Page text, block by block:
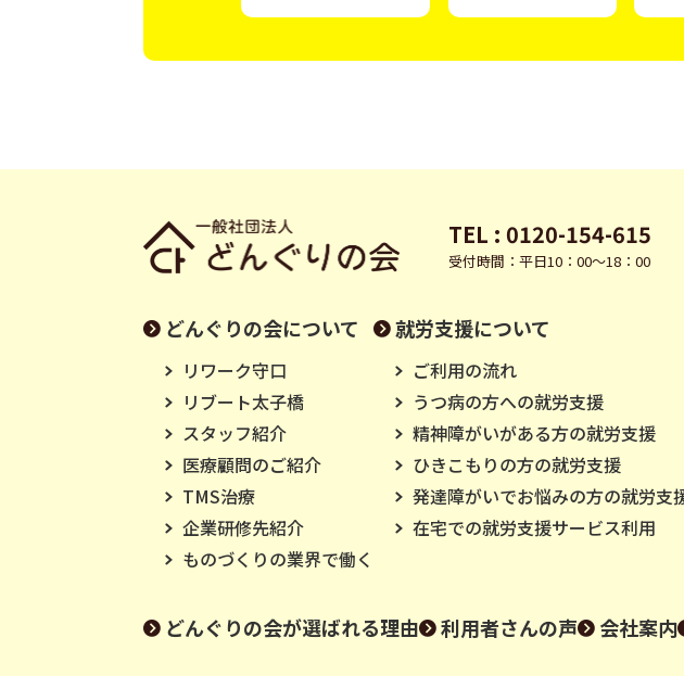
TEL : 0120-154-615
受付時間：平日10：00～18：00
どんぐりの会について
リワーク守口
リブート太子橋
スタッフ紹介
医療顧問のご紹介
TMS治療
企業研修先紹介
ものづくりの業界で働く
就労支援について
ご利用の流れ
うつ病の方への就労支援
精神障がいがある方の就労支援
ひきこもりの方の就労支援
発達障がいでお悩みの方の就労支
在宅での就労支援サービス利用
どんぐりの会が選ばれる理由 利用者さんの声 会社案内